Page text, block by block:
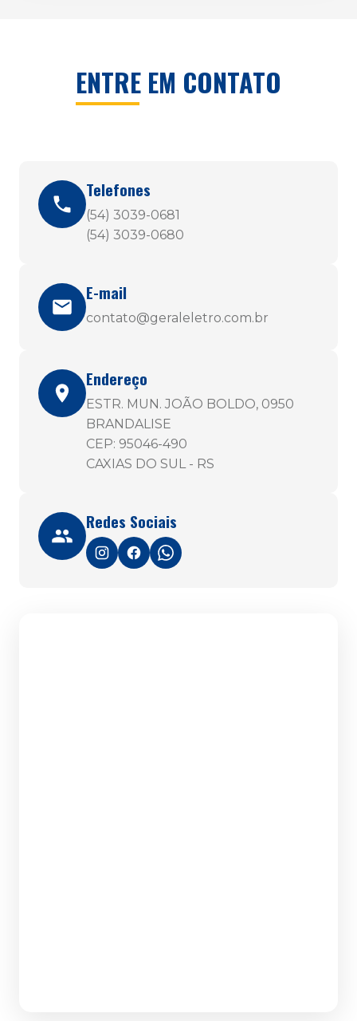
ENTRE EM CONTATO
Telefones
(54) 3039-0681
(54) 3039-0680
E-mail
contato@geraleletro.com.br
Endereço
ESTR. MUN. JOÃO BOLDO, 0950
BRANDALISE
CEP: 95046-490
CAXIAS DO SUL - RS
Redes Sociais